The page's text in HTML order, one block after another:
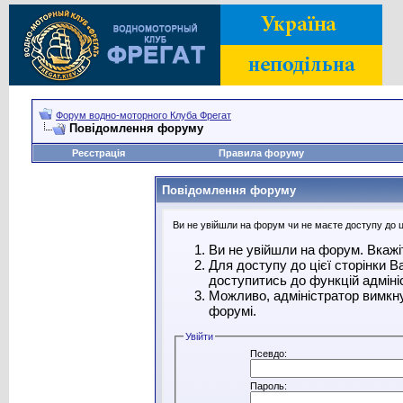
Форум водно-моторного Клуба Фрегат
Повідомлення форуму
Реєстрація Правила форуму
Повідомлення форуму
Ви не увійшли на форум чи не маєте доступу до
Ви не увійшли на форум.
Для доступу до цієї сторінки
доступитись до функцій
Можливо, адміністратор
форумі.
Увійти
Псевдо:
Пароль: